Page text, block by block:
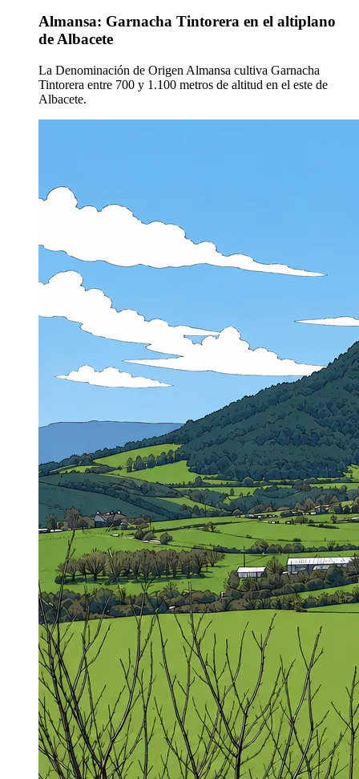
Almansa: Garnacha Tintorera en el altiplano
de Albacete
La Denominación de Origen Almansa cultiva Garnacha
Tintorera entre 700 y 1.100 metros de altitud en el este de
Albacete.